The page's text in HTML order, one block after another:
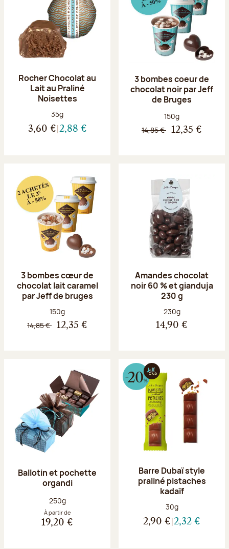
Rocher Chocolat au
Lait au Praliné
Noisettes
Poids net :
35g
3,60 € 2,88 €
3 bombes coeur de
chocolat noir par Jeff
de Bruges
Poids net :
150g
14,85 € 12,35 €
3 bombes cœur de
chocolat lait caramel
par Jeff de bruges
Poids net :
150g
14,85 € 12,35 €
Amandes chocolat
noir 60 % et gianduja
230 g
Poids net :
230g
14,90 €
Ballotin et pochette
organdi
Poids net :
250g
À partir de
19,20 €
Barre Dubaï style
praliné pistaches
kadaïf
Poids net :
30g
2,90 € 2,32 €